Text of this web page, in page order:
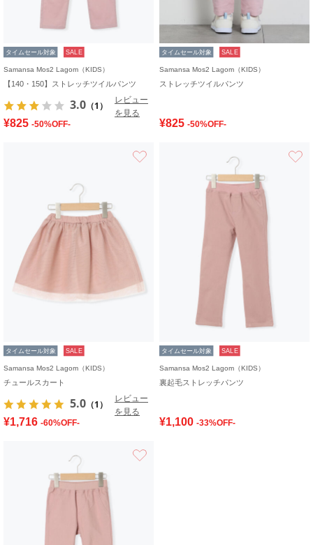
タイムセール対象 SALE
Samansa Mos2 Lagom（KIDS）
【140・150】ストレッチツイルパンツ
3.0 （1）
レビュー
を見る
¥825 -50%OFF-
タイムセール対象 SALE
Samansa Mos2 Lagom（KIDS）
ストレッチツイルパンツ
¥825 -50%OFF-
タイムセール対象 SALE
Samansa Mos2 Lagom（KIDS）
チュールスカート
5.0 （1）
レビュー
を見る
¥1,716 -60%OFF-
タイムセール対象 SALE
Samansa Mos2 Lagom（KIDS）
裏起毛ストレッチパンツ
¥1,100 -33%OFF-